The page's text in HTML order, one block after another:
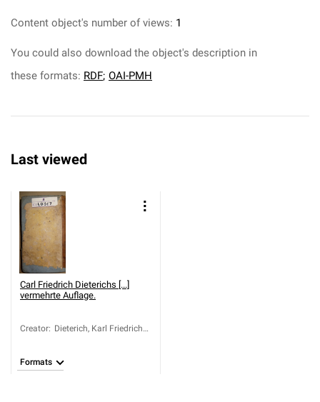
Content object's number of views: 1
You could also download the object's description in
these formats: RDF; OAI-PMH
Last viewed
Carl Friedrich Dieterichs [...]
vermehrte Auflage.
Creator: Dieterich, Karl Friedrich
Formats